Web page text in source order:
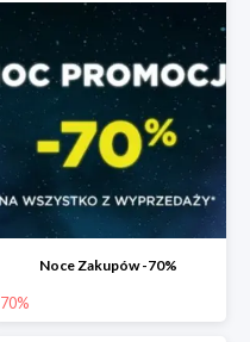
Noce Zakupów -70%
70%